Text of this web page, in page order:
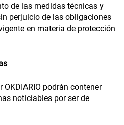
de las medidas técnicas y
perjuicio de las obligaciones
en materia de protección
OKDIARIO podrán contener
noticiables por ser de